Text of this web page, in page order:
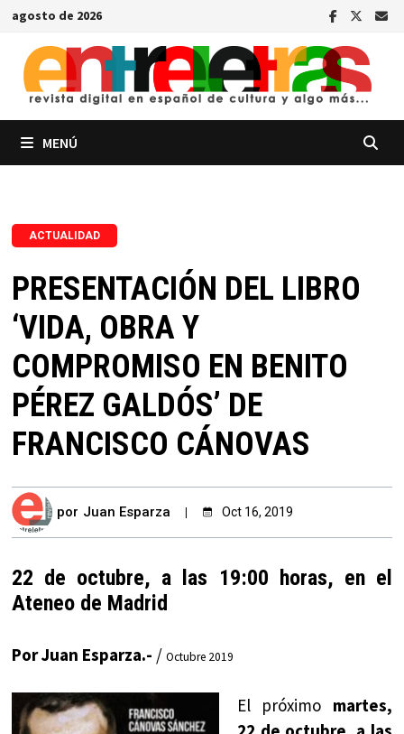
Saltar
contenido
agosto de 2026
MENÚ
ACTUALIDAD
PRESENTACIÓN DEL LIBRO
‘VIDA, OBRA Y
COMPROMISO EN BENITO
PÉREZ GALDÓS’ DE
FRANCISCO CÁNOVAS
por Juan Esparza Oct 16, 2019
22 de octubre, a las 19:00 horas, en el
Ateneo de Madrid
Por Juan Esparza.- /Octubre 2019
El próximo martes,